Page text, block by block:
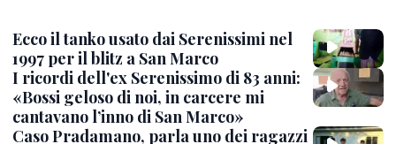
Ecco il tanko usato dai Serenissimi nel
1997 per il blitz a San Marco
I ricordi dell'ex Serenissimo di 83 anni:
«Bossi geloso di noi, in carcere mi
cantavano l’inno di San Marco»
Caso Pradamano, parla uno dei ragazzi